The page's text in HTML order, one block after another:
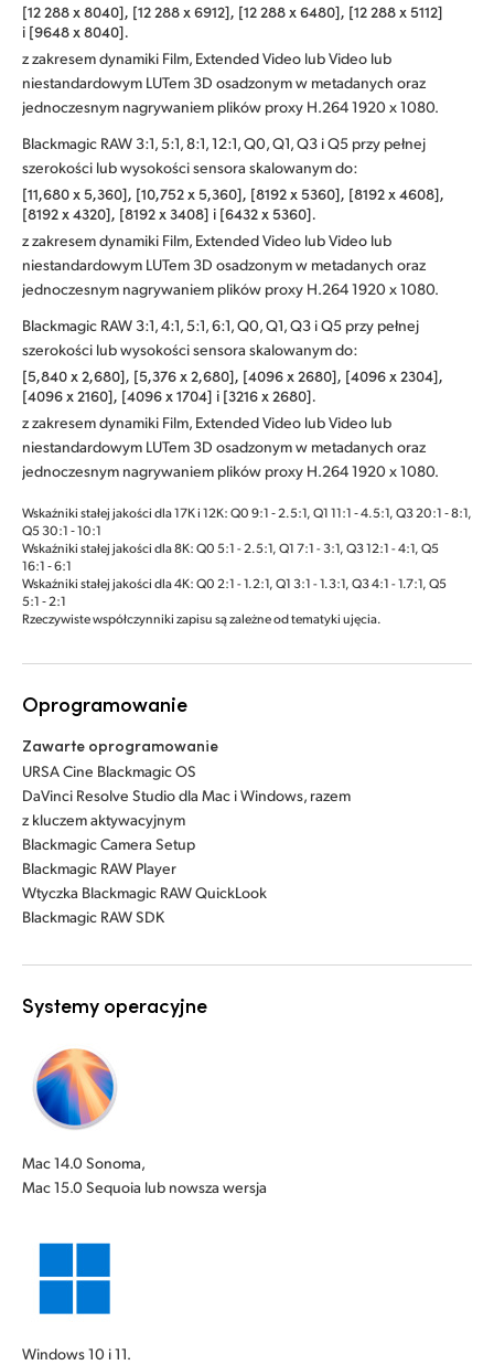
[12 288 x 8040], [12 288 x 6912], [12 288 x 6480], [12 288 x 5112]
i [9648 x 8040].
z zakresem dynamiki Film, Extended Video lub Video lub
niestandardowym LUTem 3D osadzonym w metadanych oraz
jednoczesnym nagrywaniem plików proxy H.264 1920 x 1080.
Blackmagic RAW 3:1, 5:1, 8:1, 12:1, Q0, Q1, Q3 i Q5 przy pełnej
szerokości lub wysokości sensora skalowanym do:
[11,680 x 5,360], [10,752 x 5,360], [8192 x 5360], [8192 x 4608],
[8192 x 4320], [8192 x 3408] i [6432 x 5360].
z zakresem dynamiki Film, Extended Video lub Video lub
niestandardowym LUTem 3D osadzonym w metadanych oraz
jednoczesnym nagrywaniem plików proxy H.264 1920 x 1080.
Blackmagic RAW 3:1, 4:1, 5:1, 6:1, Q0, Q1, Q3 i Q5 przy pełnej
szerokości lub wysokości sensora skalowanym do:
[5,840 x 2,680], [5,376 x 2,680], [4096 x 2680], [4096 x 2304],
[4096 x 2160], [4096 x 1704] i [3216 x 2680].
z zakresem dynamiki Film, Extended Video lub Video lub
niestandardowym LUTem 3D osadzonym w metadanych oraz
jednoczesnym nagrywaniem plików proxy H.264 1920 x 1080.
Wskaźniki stałej jakości dla 17K i 12K: Q0 9:1 ‑ 2.5:1, Q1 11:1 ‑ 4.5:1, Q3 20:1 ‑ 8:1,
Q5 30:1 ‑ 10:1
Wskaźniki stałej jakości dla 8K: Q0 5:1 - 2.5:1, Q1 7:1 - 3:1, Q3 12:1 - 4:1, Q5
16:1 ‑ 6:1
Wskaźniki stałej jakości dla 4K: Q0 2:1 - 1.2:1, Q1 3:1 - 1.3:1, Q3 4:1 - 1.7:1, Q5
5:1 ‑ 2:1
Rzeczywiste współczynniki zapisu są zależne od tematyki ujęcia.
Oprogramowanie
Zawarte oprogramowanie
URSA Cine Blackmagic OS
DaVinci Resolve Studio dla Mac i Windows, razem
z kluczem aktywacyjnym
Blackmagic Camera Setup
Blackmagic RAW Player
Wtyczka Blackmagic RAW QuickLook
Blackmagic RAW SDK
Systemy operacyjne
Mac 14.0 Sonoma,
Mac 15.0 Sequoia lub nowsza wersja
Windows 10 i 11.